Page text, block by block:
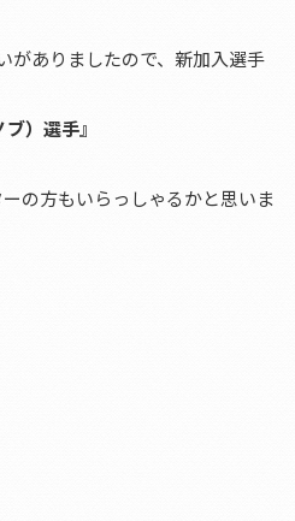
がありましたので、新加入選手
）選手』
の方もいらっしゃるかと思いま